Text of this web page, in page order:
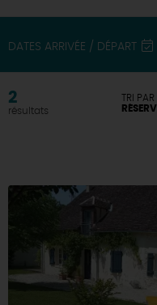
DATES ARRIVÉE / DÉPART
2
résultats
TRI PAR